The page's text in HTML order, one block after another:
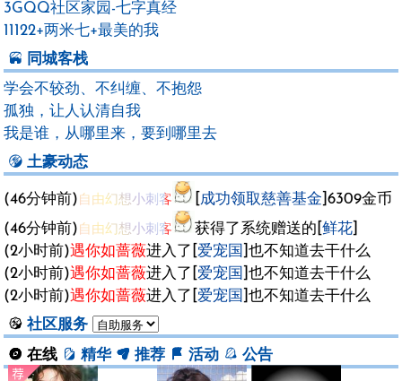
3GQQ社区家园-七字真经
11122+两米七+最美的我
同城客栈
学会不较劲、不纠缠、不抱怨
孤独，让人认清自我
我是谁，从哪里来，要到哪里去
土豪动态
(46分钟前)自由幻想小刺客 成功领取慈善基金 ]6309金币
(46分钟前)自由幻想小刺客 获得了系统赠送的[ 鲜花
(2小时前)遇你如蔷薇进入了[ 爱宠国 ]也不知道去干什么
(2小时前)遇你如蔷薇进入了[ 爱宠国 ]也不知道去干什么
(2小时前)遇你如蔷薇进入了[ 爱宠国 ]也不知道去干什么
社区服务
在线
精华 推荐 活动 公告